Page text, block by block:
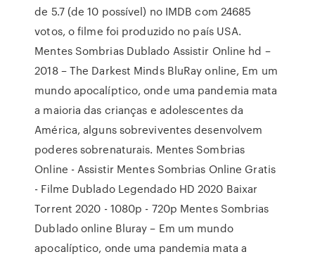
de 5.7 (de 10 possível) no IMDB com 24685
votos, o filme foi produzido no país USA.
Mentes Sombrias Dublado Assistir Online hd –
2018 – The Darkest Minds BluRay online, Em um
mundo apocalíptico, onde uma pandemia mata
a maioria das crianças e adolescentes da
América, alguns sobreviventes desenvolvem
poderes sobrenaturais. Mentes Sombrias
Online - Assistir Mentes Sombrias Online Gratis
- Filme Dublado Legendado HD 2020 Baixar
Torrent 2020 - 1080p - 720p Mentes Sombrias
Dublado online Bluray – Em um mundo
apocalíptico, onde uma pandemia mata a